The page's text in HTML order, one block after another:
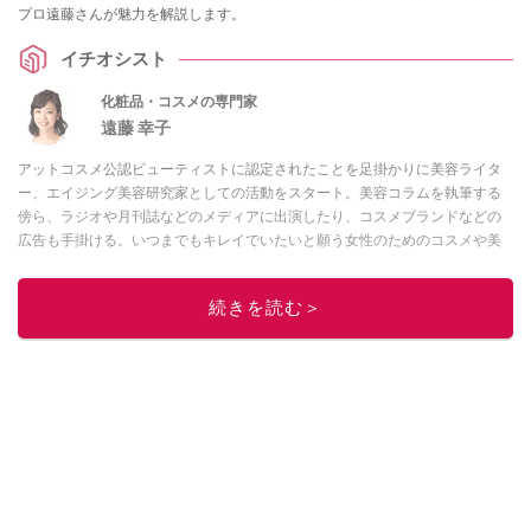
プロ遠藤さんが魅力を解説します。
イチオシスト
化粧品・コスメの専門家
遠藤 幸子
アットコスメ公認ビューティストに認定されたことを足掛かりに美容ライタ
ー、エイジング美容研究家としての活動をスタート。美容コラムを執筆する
傍ら、ラジオや月刊誌などのメディアに出演したり、コスメブランドなどの
広告も手掛ける。いつまでもキレイでいたいと願う女性のためのコスメや美
このイチオシストの他の記事を読む
続きを読む＞